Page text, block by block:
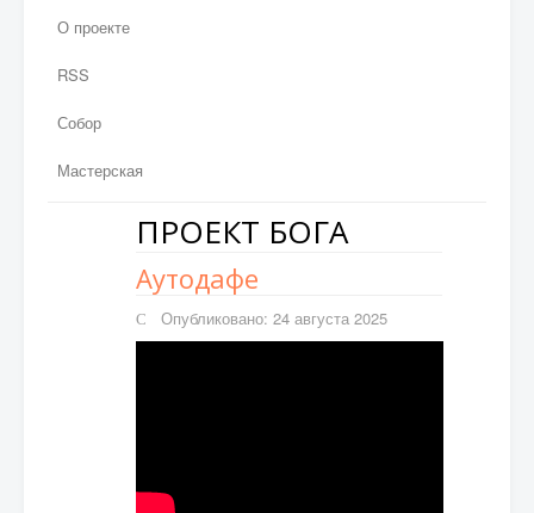
О проекте
RSS
Собор
Мастерская
ПРОЕКТ БОГА
Аутодафе
Опубликовано: 24 августа 2025